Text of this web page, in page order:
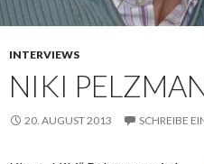
INTERVIEWS
NIKI
20. AUGUST 2013 SCHREIBE